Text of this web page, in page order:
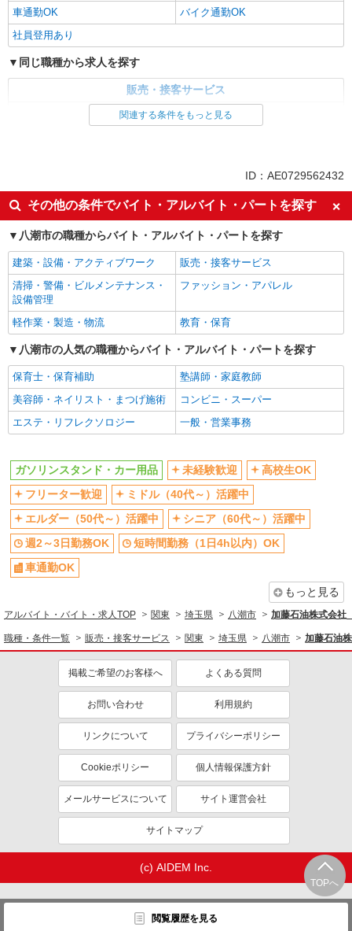
車通勤OK
バイク通勤OK
社員登用あり
同じ職種から求人を探す
販売・接客サービス
ガソリンスタンド・カー用品
ミドル（40代～）活躍中
週2～3日勤務OK
短時間勤務（1日4h以内）OK
車通勤OK
社員登用あり
関連する条件をもっと見る
ID：AE0729562432
その他の条件でバイト・アルバイト・パートを探す
八潮市の職種からバイト・アルバイト・パートを探す
建築・設備・アクティブワーク
販売・接客サービス
清掃・警備・ビルメンテナンス・
設備管理
ファッション・アパレル
軽作業・製造・物流 教育・保育
八潮市の人気の職種からバイト・アルバイト・パートを探す
保育士・保育補助
塾講師・家庭教師
美容師・ネイリスト・まつげ施術
コンビニ・スーパー
エステ・リフレクソロジー
一般・営業事務
TOPへ
閲覧履歴を見る
ガソリンスタンド・カー用品 未経験歓迎
高校生OK
フリーター歓迎
ミドル（40代～）活躍中
エルダー（50代～）活躍中
シニア（60代～）活躍中
週2～3日勤務OK
短時間勤務（1日4h以内）OK
車通勤OK
もっと見る
アルバイト・バイト・求人TOP 関東 埼玉県 八潮市 加藤石油株式会
職種・条件一覧 販売・接客サービス 関東 埼玉県 八潮市 加藤石油
掲載ご希望のお客様へ よくある質問
お問い合わせ 利用規約
リンクについて プライバシーポリシー
Cookieポリシー 個人情報保護方針
メールサービスについて サイト運営会社
サイトマップ
(c) AIDEM Inc.